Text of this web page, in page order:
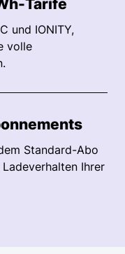
Tarife
und IONITY,
volle
Standard-Abo
Ihrer